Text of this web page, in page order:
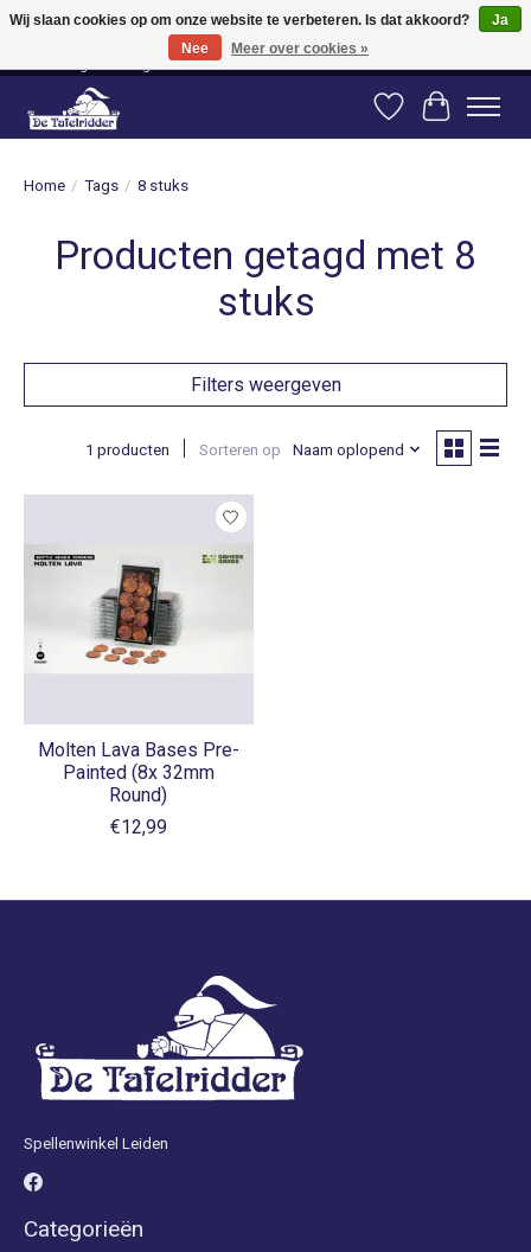
Vanaf 80 euro gratis verzending binnen Nederland! Vanaf 100 euro gratis
verzending naar België en Duitsland!
Verlanglijst
Home / Tags / 8 stuks
Producten getagd met 8
stuks
Filters weergeven
1 producten Sorteren op Naam oplopend
Molten Lava Bases Pre-
Painted (8x 32mm
Round)
€12,99
Spellenwinkel Leiden
Categorieën
Wij slaan cookies op om onze website te verbeteren. Is dat akkoord?
Ja
Nee
Meer over cookies »